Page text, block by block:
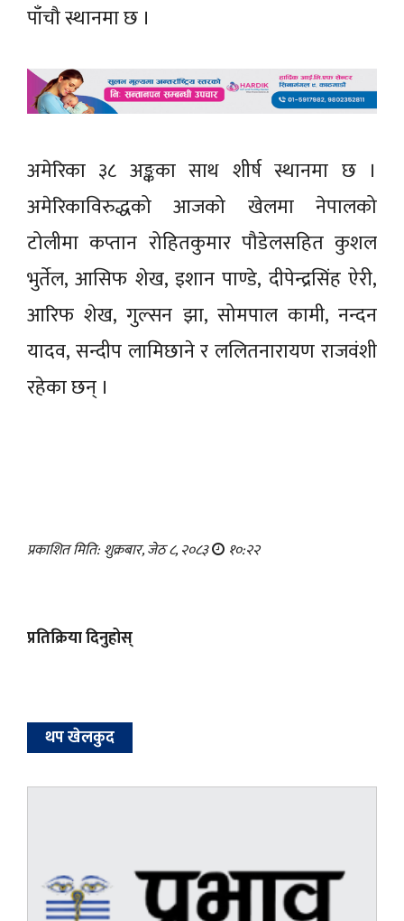
पाँचौ स्थानमा छ ।
अमेरिका ३८ अङ्कका साथ शीर्ष स्थानमा छ ।
अमेरिकाविरुद्धको आजको खेलमा नेपालको
टोलीमा कप्तान रोहितकुमार पौडेलसहित कुशल
भुर्तेल, आसिफ शेख, इशान पाण्डे, दीपेन्द्रसिंह ऐरी,
आरिफ शेख, गुल्सन झा, सोमपाल कामी, नन्दन
यादव, सन्दीप लामिछाने र ललितनारायण राजवंशी
रहेका छन् ।
प्रकाशित मिति: शुक्रबार, जेठ ८, २०८३ १०:२२
प्रतिक्रिया दिनुहोस्
थप खेलकुद